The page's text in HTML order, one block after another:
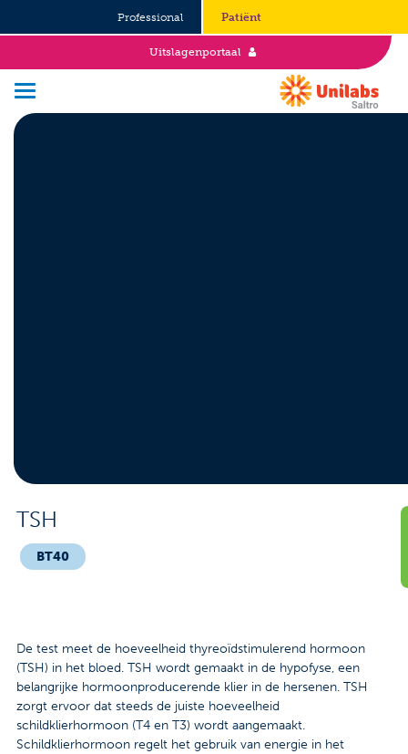
Professional Patiënt
Uitslagenportaal
Tarieven
Locaties
Praktische informatie
Onderzoeken
TSH
BT40
De test meet de hoeveelheid thyreoïdstimulerend hormoon
(TSH) in het bloed. TSH wordt gemaakt in de hypofyse, een
belangrijke hormoonproducerende klier in de hersenen. TSH
zorgt ervoor dat steeds de juiste hoeveelheid
schildklierhormoon (T4 en T3) wordt aangemaakt.
Schildklierhormoon regelt het gebruik van energie in het